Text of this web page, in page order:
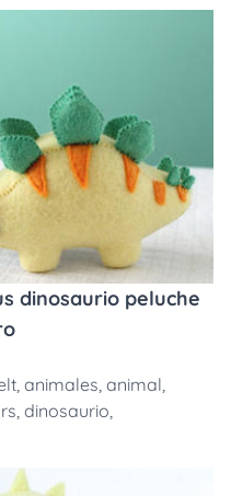
dinosaurio peluche
, animales, animal,
, dinosaurio,